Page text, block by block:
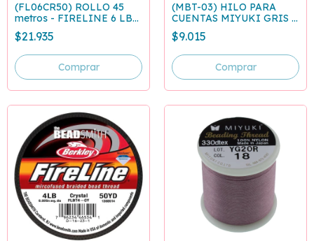
(FL06CR50) ROLLO 45
metros - FIRELINE 6 LB
CRISTAL - 0,15 mm
$21.935
(MBT-03) HILO PARA
CUENTAS MIYUKI GRIS -
ROLLO 50 METROS
$9.015